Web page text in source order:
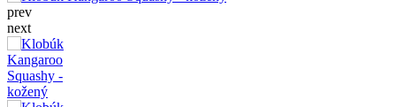
prev
next